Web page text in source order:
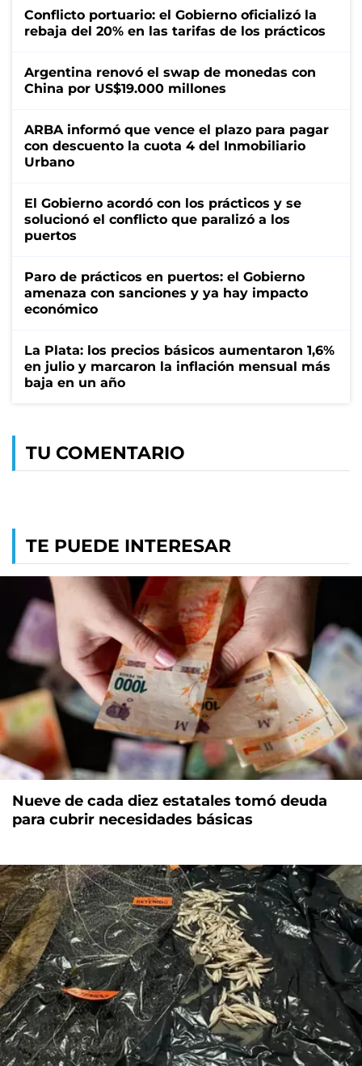
Conflicto portuario: el Gobierno oficializó la
rebaja del 20% en las tarifas de los prácticos
Argentina renovó el swap de monedas con
China por US$19.000 millones
ARBA informó que vence el plazo para pagar
con descuento la cuota 4 del Inmobiliario
Urbano
El Gobierno acordó con los prácticos y se
solucionó el conflicto que paralizó a los
puertos
Paro de prácticos en puertos: el Gobierno
amenaza con sanciones y ya hay impacto
económico
La Plata: los precios básicos aumentaron 1,6%
en julio y marcaron la inflación mensual más
baja en un año
TU COMENTARIO
TE PUEDE INTERESAR
Nueve de cada diez estatales tomó deuda
para cubrir necesidades básicas